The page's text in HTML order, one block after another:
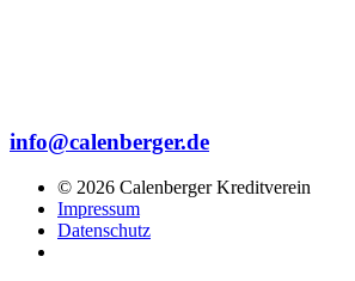
info@calenberger.de
© 2026 Calenberger Kreditverein
Impressum
Datenschutz